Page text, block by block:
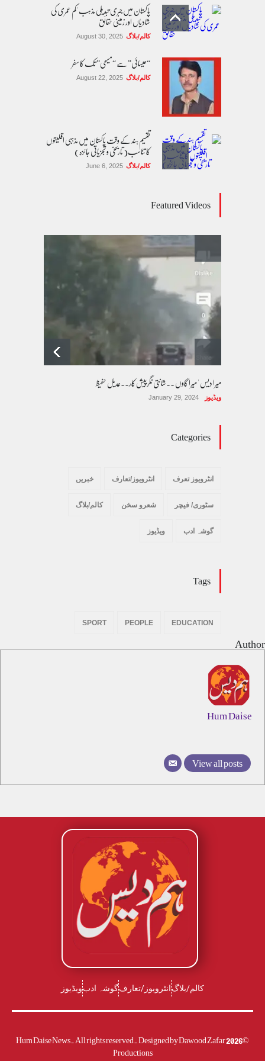
پاکستان میں جبری تبدیلی مذہب 'کم عمری کی
شادیاں اور زمینی حقائق
کالم/بلاگ August 30, 2025
“عیسائی” سے “مسیحی” تک کا سفر
کالم/بلاگ August 22, 2025
تقسیم ہند کے وقت پاکستان میں مذہبی اقلیتوں
کا تناسب( تاریخی و تجزیاتی جائزہ)
کالم/بلاگ June 6, 2025
پسند کی شادیوں کا بڑھتا ہوا رجحان اور راولپنڈی
کی یوسیز میں اندارج پر پابندی ایک نیا تنازعہ
کالم/بلاگ
Featured Videos
میرا دیس ' میرا گاوں ۔۔شانتی نگرپیش کار۔۔عدیل حفیظ
ویڈیوز January 29, 2024
Categories
انٹرویوز تعرف انٹرویوز/تعارف خبریں
سٹوری/ فیچر شعرو سخن کالم/بلاگ
گوشہ ادب ویڈیوز
Tags
EDUCATION
PEOPLE
SPORT
Author
Hum Daise
View all posts
کالم/بلاگانٹرویوز/تعارفگوشہ ادبویڈیوز
©
2026
Dawood Zafar
Productions